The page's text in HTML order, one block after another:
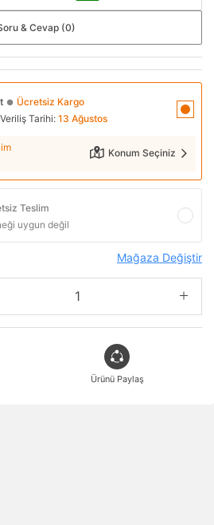
& Cevap (0)
● Ücretsiz Kargo
Tarihi: 13 Ağustos
Konum Seçiniz
Teslim
uygun değil
Mağaza Değiştir
Ürünü Paylaş